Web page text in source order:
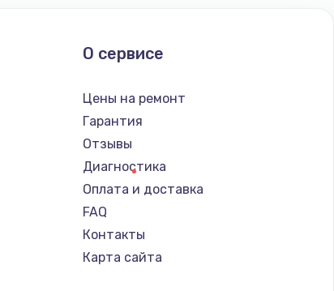
О сервисе
Цены на ремонт
Гарантия
Отзывы
Диагностика
Оплата и доставка
FAQ
Контакты
Карта сайта